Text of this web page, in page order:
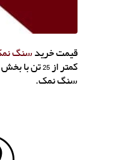
قیمت خریدسنگ
کمتر از
سنگ نمک.